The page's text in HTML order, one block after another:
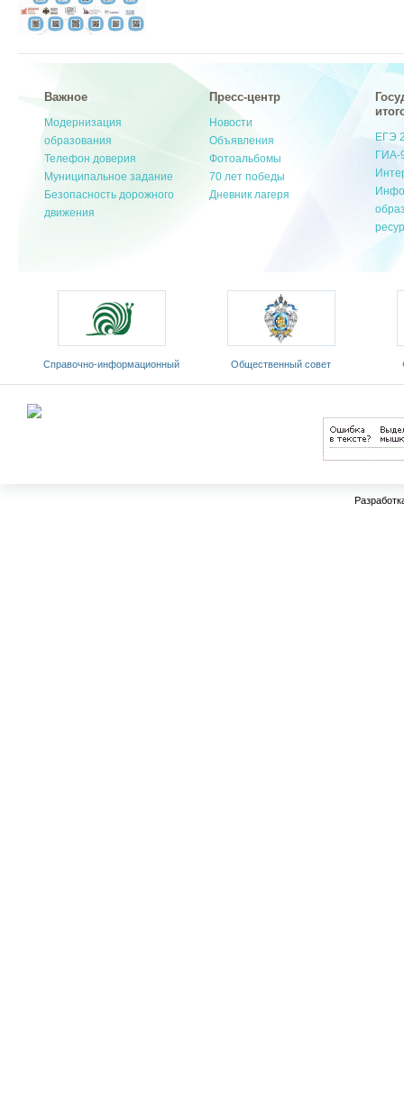
Важное
Модернизация
образования
Телефон доверия
Муниципальное задание
Безопасность дорожного
движения
Пресс-центр
Новости
Объявления
Фотоальбомы
70 лет победы
Дневник лагеря
ЕГЭ
ГИА-
Cправочно-информационный
портал «Русский язык»
Общественный совет
Министерства образования и